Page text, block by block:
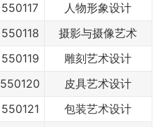
550117
人物形象设计
550118
摄影与摄像艺术
550119
雕刻艺术设计
550120
皮具艺术设计
550121
包装艺术设计